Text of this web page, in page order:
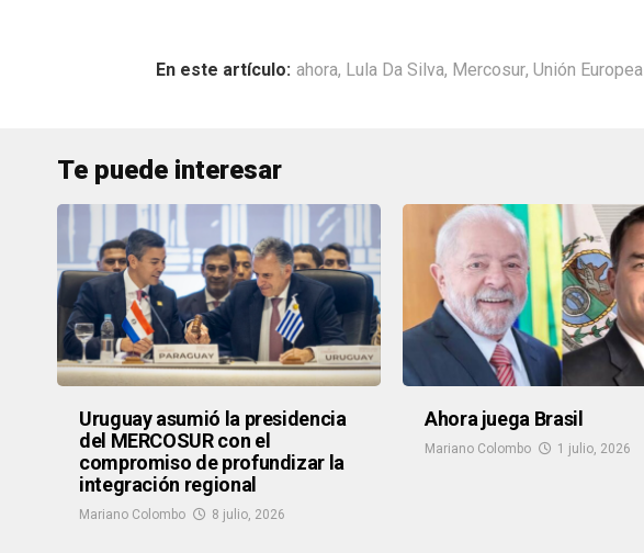
ahora, Lula Da Silva, Mercosur, Unión Europea
Te puede interesar
Uruguay asumió la presidencia
del MERCOSUR con el
compromiso de profundizar la
integración regional
Mariano Colombo 8 julio, 2026
Ahora juega Brasil
Mariano Colombo 1 julio, 2026